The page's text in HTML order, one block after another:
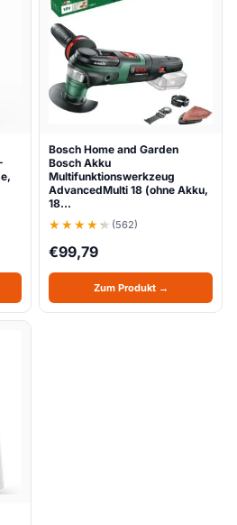
Bosch Home and Garden
Bosch Akku
Multifunktionswerkzeug
AdvancedMulti 18 (ohne Akku,
18…
(562)
€99,79
Zum Produkt →